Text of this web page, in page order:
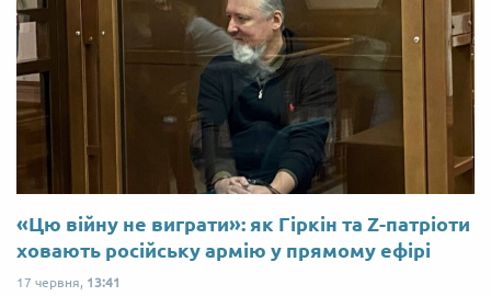
«Цю війну не виграти»: як Гіркін та Z-патріоти
ховають російську армію у прямому ефірі
17 червня, 13:41